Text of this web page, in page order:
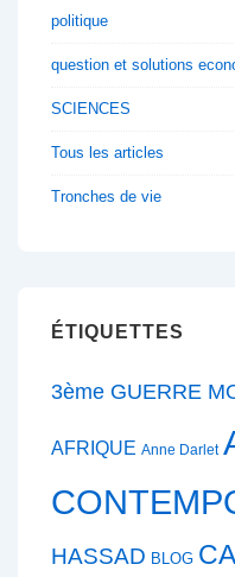
politique
question et solutions
SCIENCES
Tous les articles
Tronches de vie
ÉTIQUETTES
3ème GUERRE
AFRIQUE Anne Darlet
HASSAD BLOG